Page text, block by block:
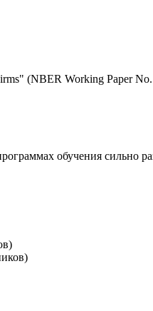
(NBER Working Paper
обучения